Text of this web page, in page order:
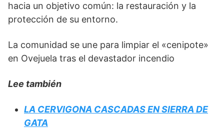
hacia un objetivo común: la restauración y la
protección de su entorno.
La comunidad se une para limpiar el «cenipote»
en Ovejuela tras el devastador incendio
Lee también
LA CERVIGONA CASCADAS EN SIERRA DE
GATA